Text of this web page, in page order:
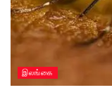
இலங்கை